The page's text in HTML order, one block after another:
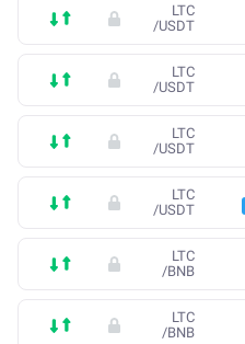
LTC
/USDT
LTC
/USDT
LTC
/USDT
LTC
/USDT
LTC
/BNB
LTC
/BNB